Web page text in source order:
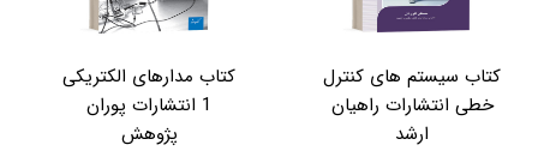
کتاب سیستم های کنترل
خطی انتشارات راهیان
ارشد
کتاب مدارهای الکتریکی
1 انتشارات پوران
پژوهش